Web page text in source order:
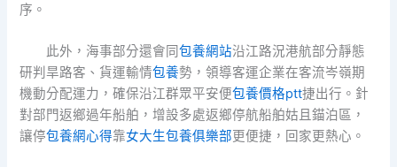
序。
此外，海事部分還會同包養網站沿江路況港航部分靜態
研判旱路客、貨運輸情包養勢，領導客運企業在客流岑嶺期
機動分配運力，確保沿江群眾平安便包養價格ptt捷出行。針
對部門返鄉過年船舶，增設多處返鄉停航船舶姑且錨泊區，
讓停包養網心得靠女大生包養俱樂部更便捷，回家更熱心。